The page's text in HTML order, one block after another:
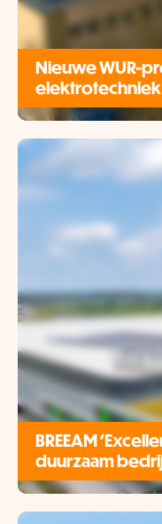
Nieuwe WUR-
elektrotechniek
BREEAM
duurzaam